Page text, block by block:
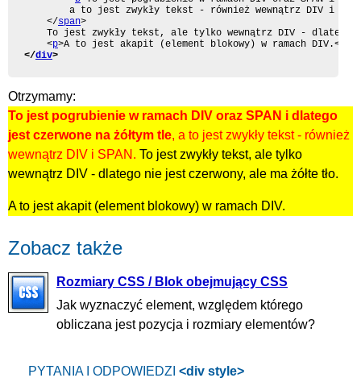
	</
span>
	<
p>A to jest akapit (element blokowy) w ramach DIV.</
</div>
Otrzymamy:
To jest pogrubienie w ramach DIV oraz SPAN i dlatego
jest czerwone na żółtym tle, a to jest zwykły tekst - również
wewnątrz DIV i SPAN. To jest zwykły tekst, ale tylko
wewnątrz DIV - dlatego nie jest czerwony, ale ma żółte tło.
A to jest akapit (element blokowy) w ramach DIV.
Zobacz także
Rozmiary CSS / Blok obejmujący CSS
Jak wyznaczyć element, względem którego
obliczana jest pozycja i rozmiary elementów?
PYTANIA I ODPOWIEDZI <div style>